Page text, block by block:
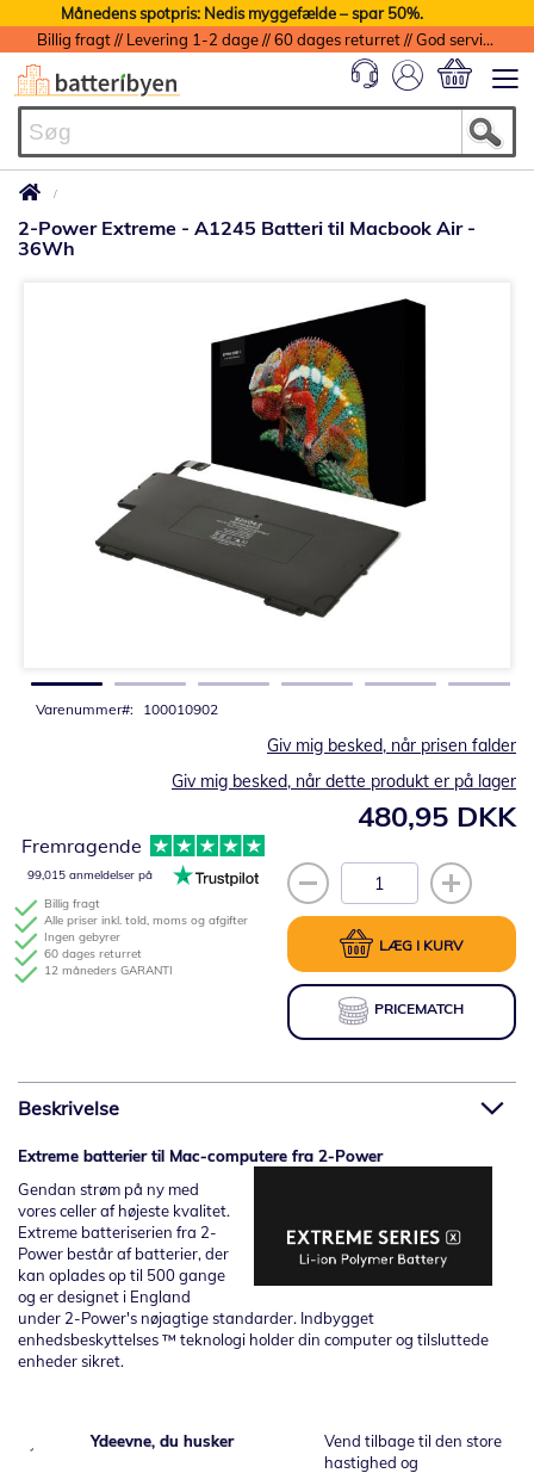
Månedens spotpris: Nedis myggefælde – spar 50%.
Billig fragt // Levering 1-2 dage // 60 dages returret // God service med garanti
2-Power Extreme - A1245 Batteri til Macbook Air -
36Wh
Varenummer 100010902
480,95 DKK
Giv mig besked, når prisen falder
Giv mig besked, når dette produkt er på lager
LÆG I KURV
PRICEMATCH
Billig fragt
Alle priser inkl. told, moms og afgifter
Ingen gebyrer
60 dages returret
12 måneders GARANTI
Fremragende
99,015 anmeldelser på
billedgalleriet
Beskrivelse
Extreme batterier til Mac-computere fra 2-Power
Gendan strøm på ny med
vores celler af højeste kvalitet.
Extreme batteriserien fra 2-
Power består af batterier, der
kan oplades op til 500 gange
og er designet i England
under 2-Power's nøjagtige standarder. Indbygget
enhedsbeskyttelses ™ teknologi holder din computer og tilsluttede
enheder sikret.
Ydeevne, du husker
Vend tilbage til den store
hastighed og